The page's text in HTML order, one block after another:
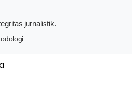
jurnalistik.